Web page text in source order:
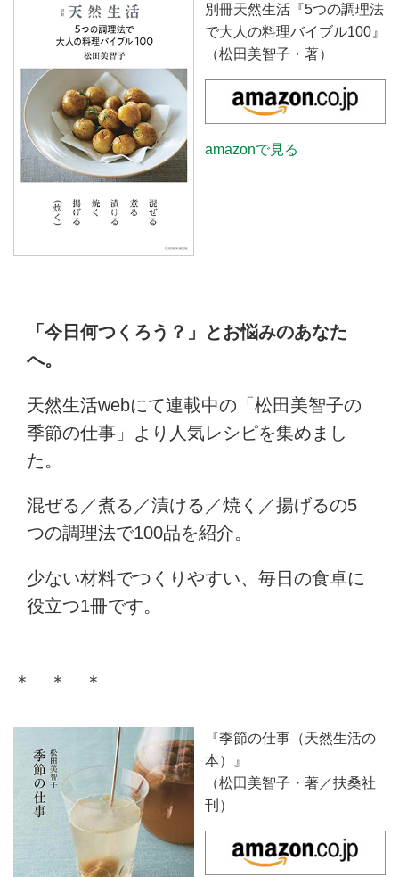
別冊天然生活『5つの調理法
で大人の料理バイブル100』
（松田美智子・著）
amazonで見る
「今日何つくろう？」とお悩みのあなた
へ。
天然生活webにて連載中の「松田美智子の
季節の仕事」より人気レシピを集めまし
た。
混ぜる／煮る／漬ける／焼く／揚げるの5
つの調理法で100品を紹介。
少ない材料でつくりやすい、毎日の食卓に
役立つ1冊です。
＊ ＊ ＊
『季節の仕事（天然生活の
本）』
（松田美智子・著／扶桑社
刊）